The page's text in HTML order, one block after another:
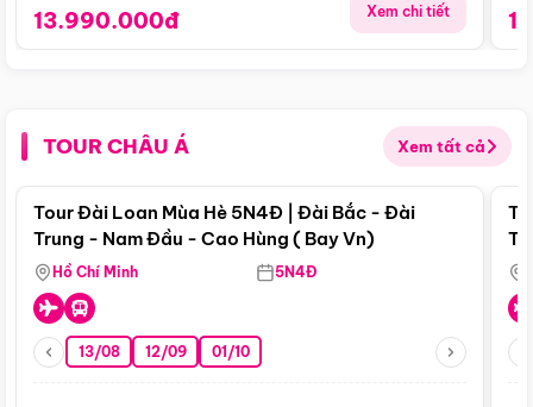
13.990.000đ Xem chi tiết
TOUR CHÂU Á Xem tất cả
Điểm nổi bật
Tour Đài Loan Mùa Hè 5N4Đ | Đài Bắc - Đài
Trung - Nam Đầu - Cao Hùng ( Bay Vn)
Hồ Chí Minh 5N4Đ
13/08 12/09 01/10